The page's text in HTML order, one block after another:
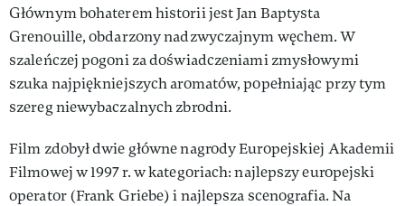
Głównym bohaterem historii jest Jan Baptysta
Grenouille, obdarzony nadzwyczajnym węchem. W
szaleńczej pogoni za doświadczeniami zmysłowymi
szuka najpiękniejszych aromatów, popełniając przy tym
szereg niewybaczalnych zbrodni.
Film zdobył dwie główne nagrody Europejskiej Akademii
Filmowej w 1997 r. w kategoriach: najlepszy europejski
operator (Frank Griebe) i najlepsza scenografia. Na